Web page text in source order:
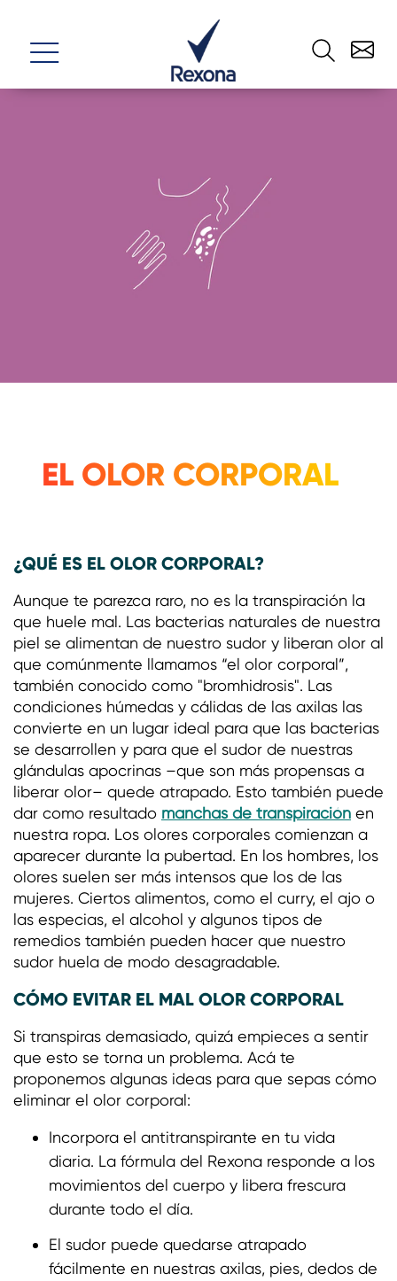
EL OLOR CORPORAL
¿QUÉ ES EL OLOR CORPORAL?
Aunque te parezca raro, no es la transpiración la
que huele mal. Las bacterias naturales de nuestra
piel se alimentan de nuestro sudor y liberan olor al
que comúnmente llamamos “el olor corporal”,
también conocido como "bromhidrosis". Las
condiciones húmedas y cálidas de las axilas las
convierte en un lugar ideal para que las bacterias
se desarrollen y para que el sudor de nuestras
glándulas apocrinas –que son más propensas a
liberar olor– quede atrapado. Esto también puede
dar como resultado manchas de transpiración en
nuestra ropa. Los olores corporales comienzan a
aparecer durante la pubertad. En los hombres, los
olores suelen ser más intensos que los de las
mujeres. Ciertos alimentos, como el curry, el ajo o
las especias, el alcohol y algunos tipos de
remedios también pueden hacer que nuestro
sudor huela de modo desagradable.
CÓMO EVITAR EL MAL OLOR CORPORAL
Si transpiras demasiado, quizá empieces a sentir
que esto se torna un problema. Acá te
proponemos algunas ideas para que sepas cómo
eliminar el olor corporal:
Incorpora el antitranspirante en tu vida
diaria. La fórmula del Rexona responde a los
movimientos del cuerpo y libera frescura
durante todo el día.
El sudor puede quedarse atrapado
fácilmente en nuestras axilas, pies, dedos de